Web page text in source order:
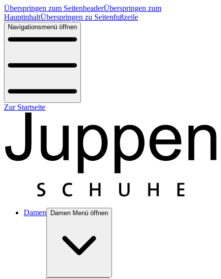
Überspringen zum SeitenheaderÜberspringen zum
HauptinhaltÜberspringen zu Seitenfußzeile
Navigationsmenü öffnen
Zur Startseite
Damen Damen Menü öffnen